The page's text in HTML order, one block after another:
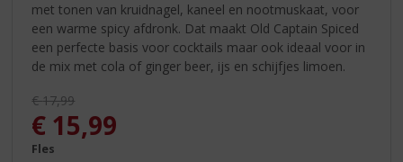
met tonen van kruidnagel, kaneel en nootmuskaat, voor
een warme spicy afdronk. Dat maakt Old Captain Spiced
een perfecte basis voor cocktails maar ook ideaal voor in
de mix met cola of ginger beer, ijs en schijfjes limoen.
Originele prijs was:
€17,99
, Huidige prijs is:
€ 15,99
Fles